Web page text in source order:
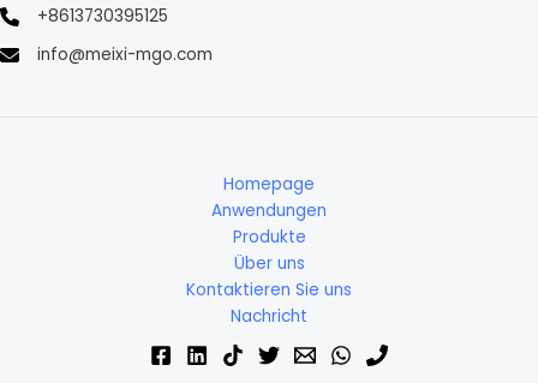
+8613730395125
info@meixi-mgo.com
Homepage
Anwendungen
Produkte
Über uns
Kontaktieren Sie uns
Nachricht